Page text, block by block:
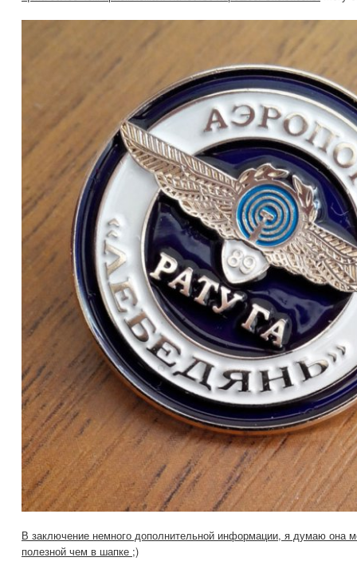
В заключение немного дополнительной информации, я думаю она
полезной чем в шапке ;)